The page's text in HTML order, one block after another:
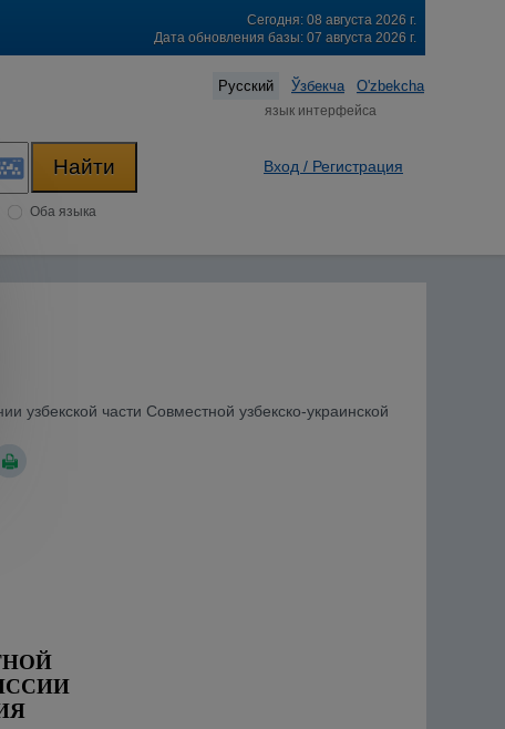
Сегодня: 08 августа 2026 г.
Дата обновления базы: 07 августа 2026 г.
Русский Ўзбекча O'zbekcha
язык интерфейса
Оба языка
Вход / Регистрация
узбекской части Cовместной узбекско-украинской